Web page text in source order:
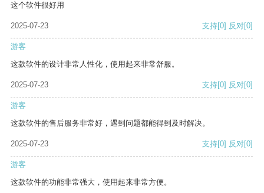
这个软件很好用
2025-07-23 支持[0] 反对[0]
游客
这款软件的设计非常人性化，使用起来非常舒服。
2025-07-23 支持[0] 反对[0]
游客
这款软件的售后服务非常好，遇到问题都能得到及时解决。
2025-07-23 支持[0] 反对[0]
游客
这款软件的功能非常强大，使用起来非常方便。